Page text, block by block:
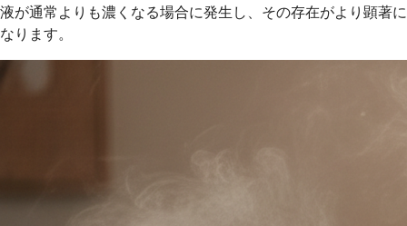
液が通常よりも濃くなる場合に発生し、その存在がより顕著に
なります。